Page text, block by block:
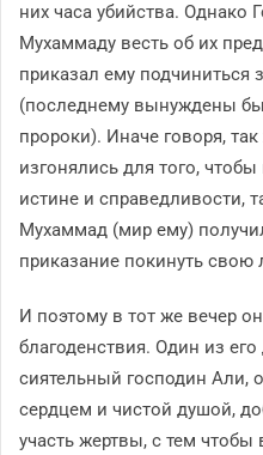
них часа убийства. Однако
Мухаммаду весть об их
приказал ему подчиниться
(последнему вынуждены
пророки). Иначе говоря,
изгонялись для того,
истине и справедливости,
Мухаммад (мир ему)
приказание покинуть
И поэтому в тот же вечер
благоденствия. Один из
сиятельный господин Али,
сердцем и чистой душой,
участь жертвы, с тем